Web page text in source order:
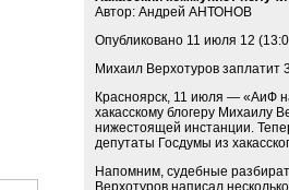
Автор: Андрей АНТОНОВ
Опубликовано 11 июля 12
Михаил Верхотуров заплатит
Красноярск, 11 июля — «АиФ
хакасскому блогеру Михаилу
нижестоящей инстанции.
депутаты Госдумы из
Напомним, судебные
Верхотуров написал